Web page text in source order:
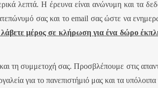
λεπτά. Η έρευνα είναι ανώνυμη και τα
σας και το email σας ώστε να
μέρος σε κλήρωση για ένα δώρο
τη συμμετοχή σας. Προσβλέπουμε στις
για το πανεπιστήμιό μας και τα